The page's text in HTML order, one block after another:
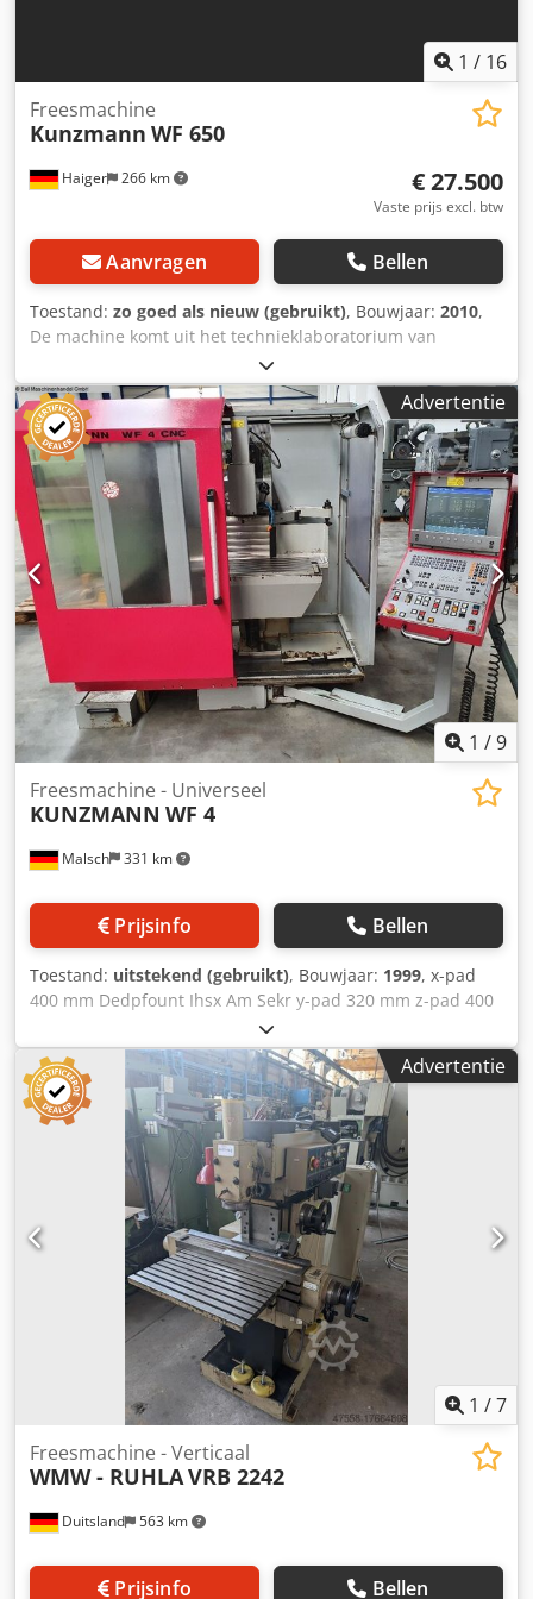
1 / 16
Haiger 266 km
Freesmachine
Kunzmann WF 650
€ 27.500
Vaste prijs excl. btw
Aanvragen Bellen
Toestand: zo goed als nieuw (gebruikt), Bouwjaar: 2010,
De machine komt uit het technieklaboratorium van
Daimler Benz en heeft 150 bedrijfsuren. X 650 mm Y 500
mm Z 450 mm Tafelafmeting 1.100 x 600 mm Max.
tafelbelasting 450 kg Toerentalbereik 6.500 tpm
Spindelopname SK 40 Gereedschapswisselaar 24-voudig
Besturing Siemens 840 D Totaal vermogen 20 kW Dedpfx
Aotdfbmem Sjkr Machinegewicht 5.500 kg Bm9zrnafs87
Benodigde ruimte (B x D x H) 2,3 x 3,1 x 2,3 m Staat: zeer
goed
Advertentie
1 /9
Malsch 331 km
Freesmachine - Universeel
KUNZMANN WF 4
Prijsinfo Bellen
Toestand: uitstekend (gebruikt), Bouwjaar: 1999, x-pad
400 mm Dedpfount Ihsx Am Sekr y-pad 320 mm z-pad 400
mm Besturing HEIDENHAIN TNC 410 Spiltoerentallen -
traploos 0 - 4000 tpm Zwenkslag 60 mm
Gereedschapshouder SK 40 Opspanoppervlak tafel 650 x
350 mm Totaal benodigd vermogen 6,5 kW
Machinegewicht ca. 1,8 ton Benodigde ruimte ca. 2,5 x 1,8
x 2,0 m HR 410 elektrisch handwiel Meettasterkop MP 11,
automatische gereedschapsmeting TT 120 Cabine,
gereedschapshouders,...
Advertentie
1 /7
Duitsland 563 km
Freesmachine - Verticaal
WMW - RUHLAVRB 2242
Prijsinfo Bellen